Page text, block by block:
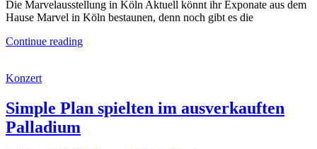
Die Marvelausstellung in Köln Aktuell könnt ihr Exponate aus dem
Hause Marvel in Köln bestaunen, denn noch gibt es die
Continue readingMarvel
Cat
Konzert
Simple Plan spielten im ausverkauften
Palladium